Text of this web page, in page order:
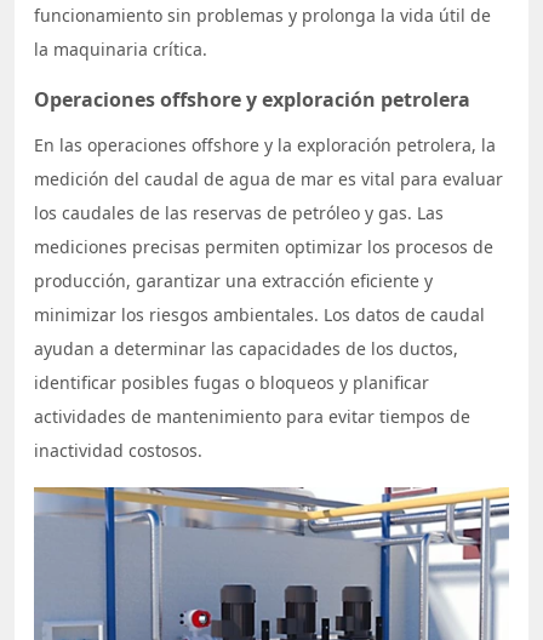
funcionamiento sin problemas y prolonga la vida útil de
la maquinaria crítica.
Operaciones offshore y exploración petrolera
En las operaciones offshore y la exploración petrolera, la
medición del caudal de agua de mar es vital para evaluar
los caudales de las reservas de petróleo y gas. Las
mediciones precisas permiten optimizar los procesos de
producción, garantizar una extracción eficiente y
minimizar los riesgos ambientales. Los datos de caudal
ayudan a determinar las capacidades de los ductos,
identificar posibles fugas o bloqueos y planificar
actividades de mantenimiento para evitar tiempos de
inactividad costosos.